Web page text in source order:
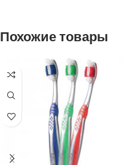
Похожие товары